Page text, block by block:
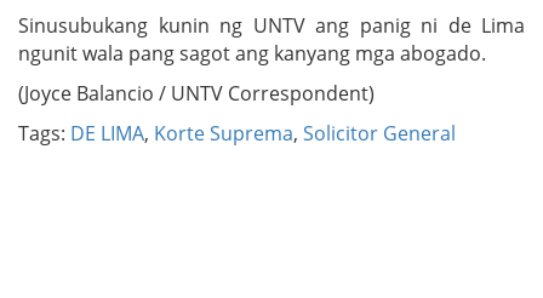
Sinusubukang kunin ng UNTV ang panig ni de Lima
ngunit wala pang sagot ang kanyang mga abogado.
(Joyce Balancio / UNTV Correspondent)
Tags: DE LIMA, Korte Suprema, Solicitor General